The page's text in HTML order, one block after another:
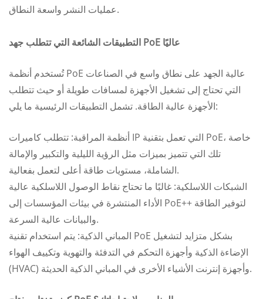
عمليات النشر واسعة النطاق.
التطبيقات الشائعة التي تتطلب جهد PoE عاليًا
تُستخدم أنظمة PoE عالية الجهد على نطاق واسع في الصناعات
التي تحتاج إلى تشغيل الأجهزة لمسافات طويلة أو حيث تتطلب
الأجهزة عالية الطاقة. تشمل التطبيقات الرئيسية ما يلي:
أنظمة المراقبة: تتطلب كاميرات IP التي تعمل بتقنية PoE، خاصة
تلك التي تتميز بميزات مثل الرؤية الليلية والتكبير والإمالة
الشاملة، مستويات طاقة أعلى لتعمل بفعالية.
الشبكات اللاسلكية: غالبًا ما تحتاج نقاط الوصول اللاسلكية عالية
الأداء المنتشرة في بيئات المؤسسات إلى PoE++ لتوفير الطاقة
والبيانات عالية السرعة.
المباني الذكية: يتم استخدام تقنية PoE بشكل متزايد لتشغيل
الإضاءة الذكية وأجهزة التحكم في التدفئة والتهوية وتكييف الهواء
(HVAC) وأجهزة إنترنت الأشياء الأخرى في المباني الذكية الحديثة.